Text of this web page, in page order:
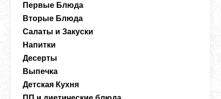
Первые Блюда
Вторые Блюда
Салаты и Закуски
Напитки
Десерты
Выпечка
Детская Кухня